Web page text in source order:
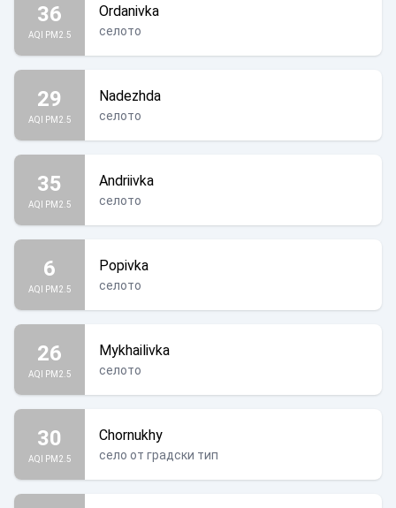
36
AQI PM2.5
Ordanivka
селото
29
AQI PM2.5
Nadezhda
селото
35
AQI PM2.5
Andriivka
селото
6
AQI PM2.5
Popivka
селото
26
AQI PM2.5
Mykhailivka
селото
30
AQI PM2.5
Chornukhy
село от градски тип